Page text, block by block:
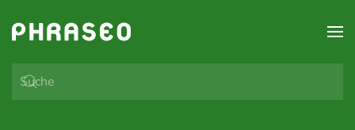
Zum Hauptinhalt springen